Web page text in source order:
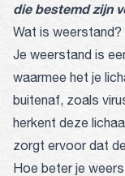
die bestemd zijn
Wat is weerstand?
Je weerstand is
waarmee het je
buitenaf, zoals
herkent deze
zorgt ervoor dat
Hoe beter je